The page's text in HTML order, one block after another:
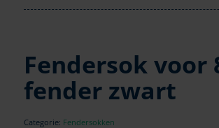
Fendersok voor
fender zwart
Categorie: Fendersokken